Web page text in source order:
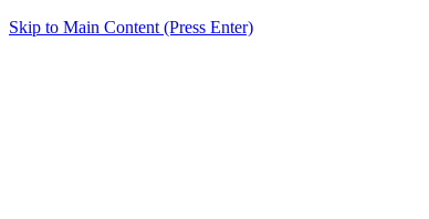
Skip to Main Content (Press Enter)